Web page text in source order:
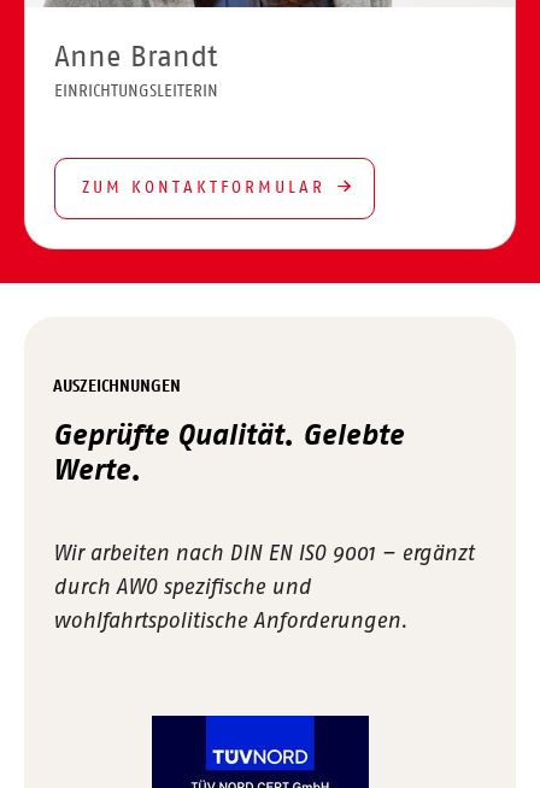
Anne Brandt
EINRICHTUNGSLEITERIN
ZUM KONTAKTFORMULAR
AUSZEICHNUNGEN
Geprüfte Qualität. Gelebte
Werte.
Wir arbeiten nach DIN EN ISO 9001 – ergänzt
durch AWO spezifische und
wohlfahrtspolitische Anforderungen.